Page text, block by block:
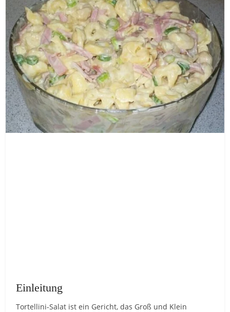
Einleitung
Tortellini-Salat ist ein Gericht, das Groß und Klein